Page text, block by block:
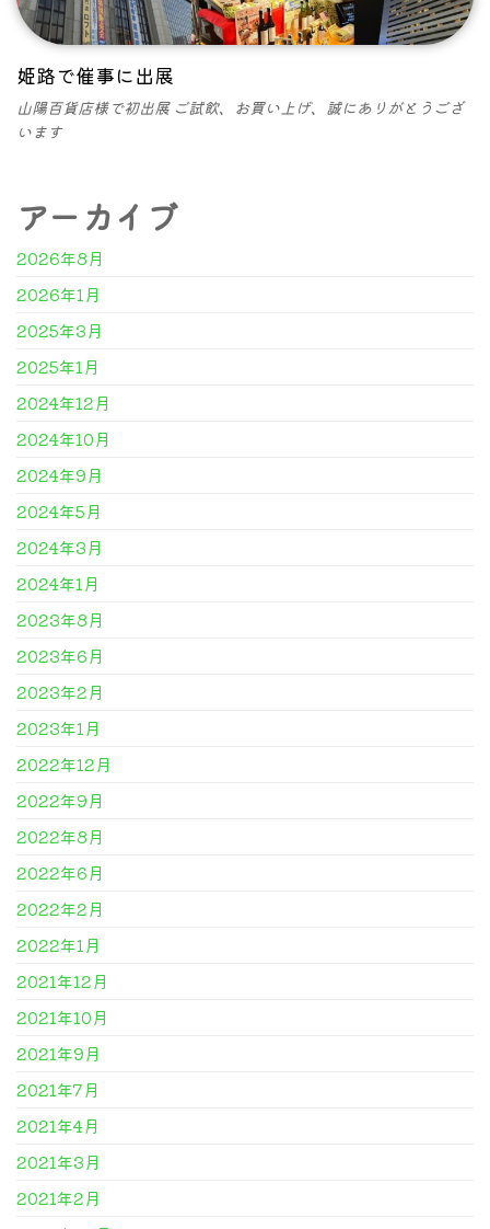
姫路で催事に出展
山陽百貨店様で初出展 ご試飲、お買い上げ、誠にありがとうござ
います
アーカイブ
2026年8月
2026年1月
2025年3月
2025年1月
2024年12月
2024年10月
2024年9月
2024年5月
2024年3月
2024年1月
2023年8月
2023年6月
2023年2月
2023年1月
2022年12月
2022年9月
2022年8月
2022年6月
2022年2月
2022年1月
2021年12月
2021年10月
2021年9月
2021年7月
2021年4月
2021年3月
2021年2月